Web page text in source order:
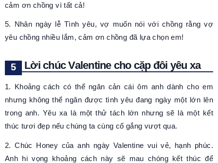
cảm ơn chồng vì tất cả!
5. Nhân ngày lễ Tình yêu, vợ muốn nói với chồng rằng vợ
yêu chồng nhiều lắm, cảm ơn chồng đã lựa chọn em!
Lời chúc Valentine cho cặp đôi yêu xa
1. Khoảng cách có thể ngăn cản cái ôm anh dành cho em
nhưng không thể ngăn được tình yêu đang ngày một lớn lên
trong anh. Yêu xa là một thử tách lớn nhưng sẽ là một kết
thúc tươi đẹp nếu chúng ta cùng cố gắng vượt qua.
2. Chúc Honey của anh ngày Valentine vui vẻ, hạnh phúc.
Anh hi vọng khoảng cách này sẽ mau chóng kết thúc để